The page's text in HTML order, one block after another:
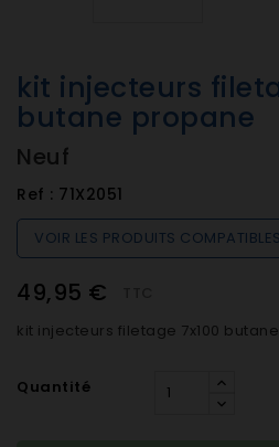
kit injecteurs
butane propane
Neuf
Ref : 71X2051
VOIR LES PRODUITS COMPATIBLES
49,95 €
kit injecteurs filetage 7x100
Quantité